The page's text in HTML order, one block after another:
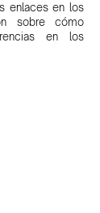
enlaces en los
sobre cómo
en los